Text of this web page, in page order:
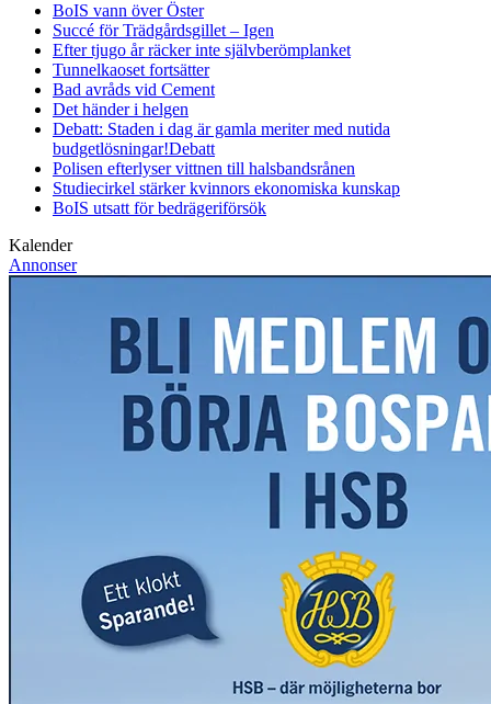
BoIS vann över Öster
Succé för Trädgårdsgillet – Igen
Efter tjugo år räcker inte självberömplanket
Tunnelkaoset fortsätter
Bad avråds vid Cement
Det händer i helgen
Debatt: Staden i dag är gamla meriter med nutida
budgetlösningar!Debatt
Polisen efterlyser vittnen till halsbandsrånen
Studiecirkel stärker kvinnors ekonomiska kunskap
BoIS utsatt för bedrägeriförsök
Kalender
Annonser